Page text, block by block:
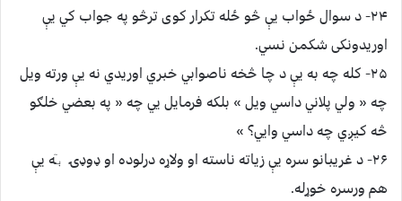
۲۴- د سوال ځواب يې څو ځله تکرار کوى ترڅو په جواب کي يې
اوريدونکى شکمن نسي.
۲۵- کله چه به يې د چا څخه ﻧﺎﺻﻮﺍبي خبري اوريدي نه يې ورته ويل
چه « ولي پلاني داسي ويل » ﺑﻠﮑﻪ فرمايل يي چه « په ﺑﻌﻀﻲ خلګو
څه کيږي چه داسي وايي؟ »
۲۶- د غريبانو سره يې زياته ناسته او ولاړه درلوده او ډوډۍ بٙه يې
هم ورسره خوړله.